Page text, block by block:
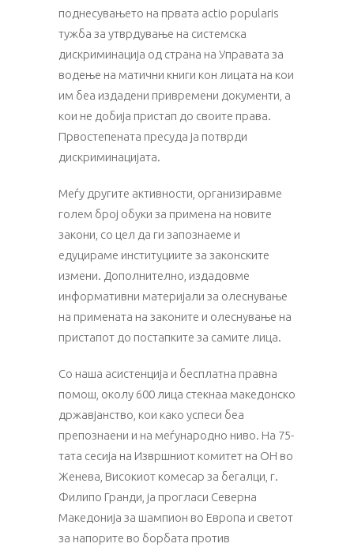
поднесувањето на првата actio popularis
тужба за утврдување на системска
дискриминација од страна на Управата за
водење на матични книги кон лицата на кои
им беа издадени привремени документи, а
кои не добија пристап до своите права.
Првостепената пресуда ја потврди
дискриминацијата.
Меѓу другите активности, организиравме
голем број обуки за примена на новите
закони, со цел да ги запознаеме и
едуцираме институциите за законските
измени. Дополнително, издадовме
информативни материјали за олеснување
на примената на законите и олеснување на
пристапот до постапките за самите лица.
Со наша асистенција и бесплатна правна
помош, околу 600 лица стекнаа македонско
државјанство, кои како успеси беа
препознаени и на меѓународно ниво. На 75-
тата сесија на Извршниот комитет на ОН во
Женева, Високиот комесар за бегалци, г.
Филипо Гранди, ја прогласи Северна
Македонија за шампион во Европа и светот
за напорите во борбата против